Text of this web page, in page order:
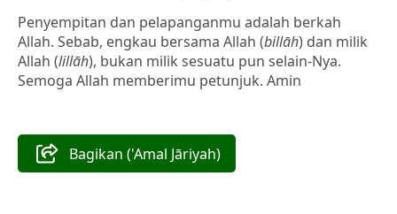
Penyempitan dan pelapanganmu adalah berkah
Allah. Sebab, engkau bersama Allah (billāh) dan milik
Allah (lillāh), bukan milik sesuatu pun selain-Nya.
Semoga Allah memberimu petunjuk. Amin
Bagikan ('Amal Jāriyah)